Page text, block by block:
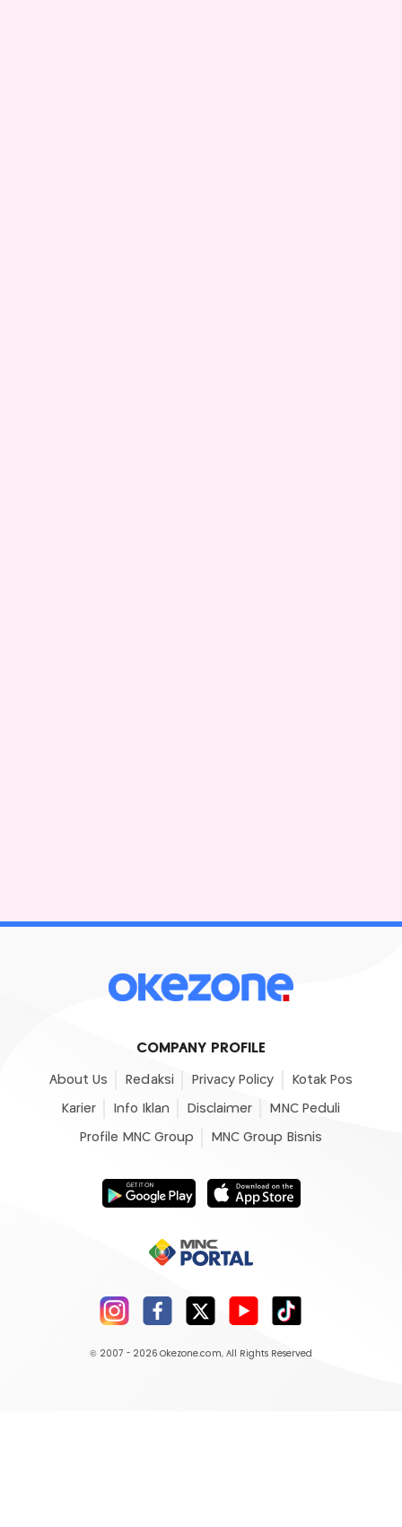
COMPANY PROFILE
About Us Redaksi Privacy Policy Kotak Pos
Karier Info Iklan Disclaimer MNC Peduli
Profile MNC Group MNC Group Bisnis
© 2007 - 2026 Okezone.com, All Rights Reserved